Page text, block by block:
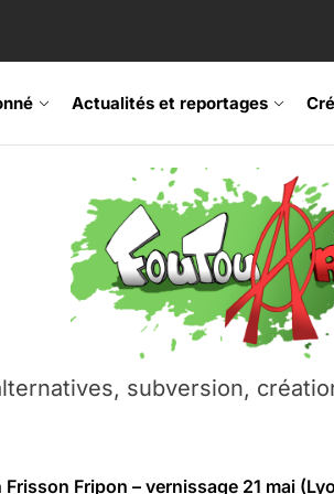
Actualités et reportages
subversion,
Frisson Fripon – vernissage 21 mai
Festival – Samedi 18 juillet
– Ŝtono, un livre réalisé par Michaël
contre l’A412 à l’Établi
Fripon – vernissage 21 mai